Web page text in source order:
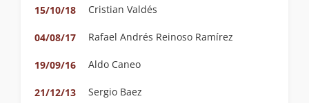
15/10/18 Cristian Valdés
04/08/17 Rafael Andrés Reinoso Ramírez
19/09/16 Aldo Caneo
21/12/13 Sergio Baez